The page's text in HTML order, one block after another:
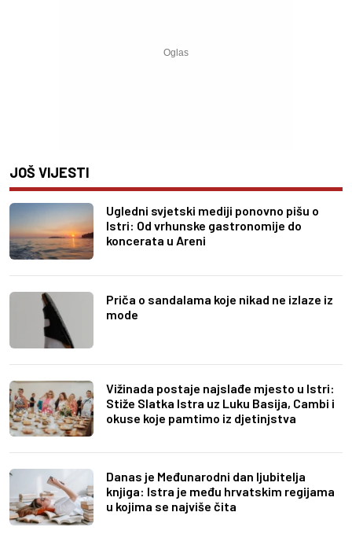
JOŠ VIJESTI
Ugledni svjetski mediji ponovno pišu o
Istri: Od vrhunske gastronomije do
koncerata u Areni
Priča o sandalama koje nikad ne izlaze iz
mode
Vižinada postaje najslađe mjesto u Istri:
Stiže Slatka Istra uz Luku Basija, Cambi i
okuse koje pamtimo iz djetinjstva
Danas je Međunarodni dan ljubitelja
knjiga: Istra je među hrvatskim regijama
u kojima se najviše čita